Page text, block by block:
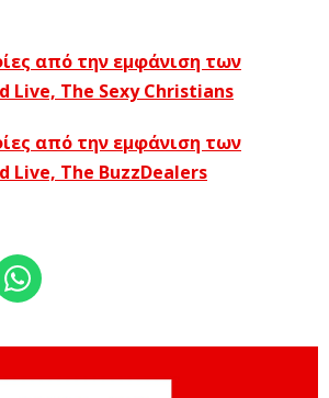
από την εμφάνιση των
Live, The Sexy Christians
από την εμφάνιση των
Live, The BuzzDealers